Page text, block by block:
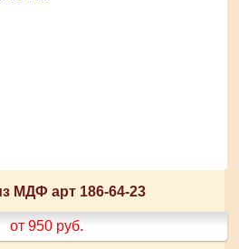
МДФ арт 186-64-23
от 950 руб.